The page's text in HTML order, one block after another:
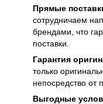
Прямые
сотрудничаем
брендами, что
поставки.
Гарантия
только
непосредство от
Выгодные